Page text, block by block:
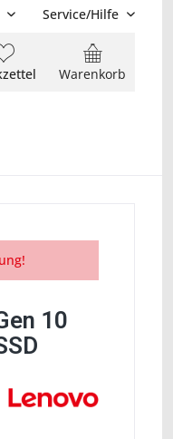
DE Service/Hilfe
Warenkorb
10